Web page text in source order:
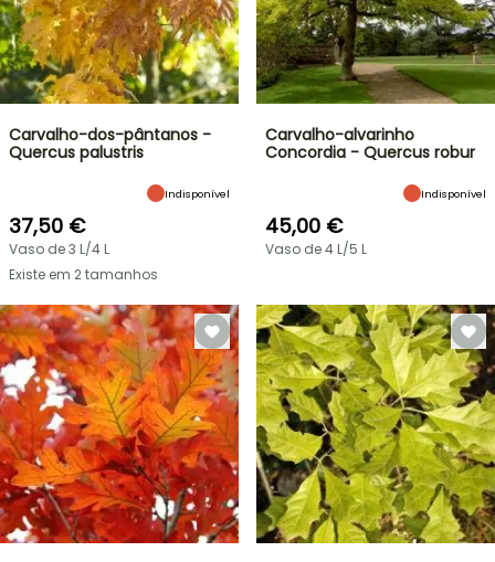
Carvalho-dos-pântanos -
Quercus palustris
Indisponível
37,50 €
Vaso de 3 L/4 L
Existe em 2 tamanhos
Carvalho-alvarinho
Concordia - Quercus robur
Indisponível
45,00 €
Vaso de 4 L/5 L